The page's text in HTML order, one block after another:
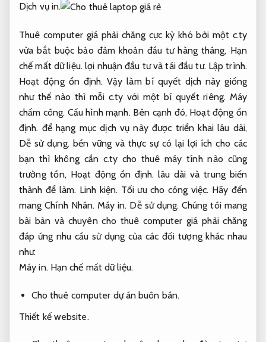
Dịch vụ in.
Thuê computer giá phải chăng cực kỳ khó bởi một c.ty
vừa bắt buộc bảo đảm khoản đầu tư hàng tháng, Hạn
chế mất dữ liệu.lợi nhuận đầu tư và tái đầu tư. Lập trình.
Hoạt động ổn định. Vậy làm bí quyết dịch này giống
như thế nào thì mỗi c.ty với một bí quyết riêng. Máy
chấm công. Cấu hình mạnh.Bên cạnh đó, Hoạt động ổn
định. để hạng mục dịch vụ này được triển khai lâu dài,
Dễ sử dụng.bền vững và thực sự có lại lợi ích cho các
bạn thì không cần c.ty cho thuê máy tính nào cũng
trường tồn, Hoạt động ổn định. lâu dài và trung biến
thành để làm. Linh kiện. Tối ưu cho công việc. Hãy đến
mang Chính Nhân.Máy in. Dễ sử dụng. Chúng tôi mang
bài bản và chuyên cho thuê computer giá phải chăng
đáp ứng nhu cầu sử dụng của các đối tượng khác nhau
như:
Máy in. Hạn chế mất dữ liệu.
Cho thuê computer dự án buôn bán.
Thiết kế website.